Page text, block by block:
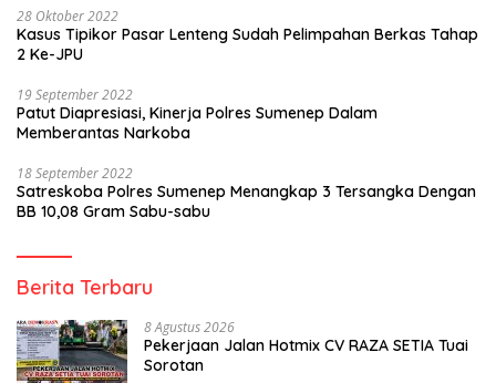
28 Oktober 2022
Kasus Tipikor Pasar Lenteng Sudah Pelimpahan Berkas Tahap
2 Ke-JPU
19 September 2022
Patut Diapresiasi, Kinerja Polres Sumenep Dalam
Memberantas Narkoba
18 September 2022
Satreskoba Polres Sumenep Menangkap 3 Tersangka Dengan
BB 10,08 Gram Sabu-sabu
Berita Terbaru
8 Agustus 2026
Pekerjaan Jalan Hotmix CV RAZA SETIA Tuai
Sorotan